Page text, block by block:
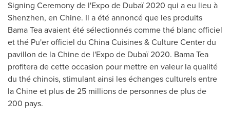
Signing Ceremony de l'Expo de Dubaï 2020 qui a eu lieu à
Shenzhen, en Chine. Il a été annoncé que les produits
Bama Tea avaient été sélectionnés comme thé blanc officiel
et thé Pu'er officiel du China Cuisines & Culture Center du
pavillon de la Chine de l'Expo de Dubaï 2020. Bama Tea
profitera de cette occasion pour mettre en valeur la qualité
du thé chinois, stimulant ainsi les échanges culturels entre
la Chine et plus de 25 millions de personnes de plus de
200 pays.